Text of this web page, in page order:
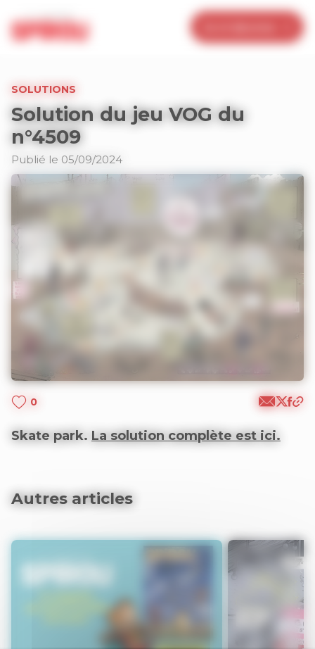
SOLUTIONS
Solution du jeu VOG du
n°4509
Publié le 05/09/2024
0
Skate park. La solution complète est ici.
Autres articles